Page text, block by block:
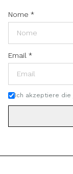
Nome *
Email *
Ich akzeptiere die